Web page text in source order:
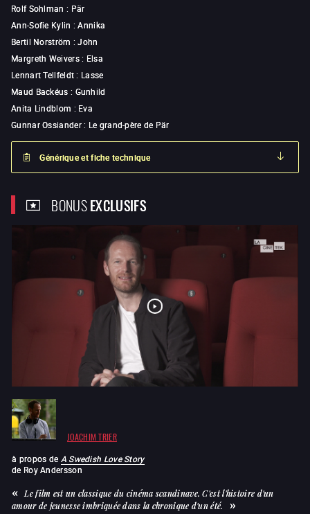
Rolf Sohlman : Pär
Ann-Sofie Kylin :Annika
Bertil Norström :John
Margreth Weivers: Elsa
Lennart Tellfeldt: Lasse
Maud Backéus : Gunhild
Anita Lindblom : Eva
Gunnar Ossiander: Le grand-père de Pär
Générique et fiche technique
BONUSEXCLUSIFS
JOACHIM TRIER
à propos de A Swedish Love Story
de Roy Andersson
Le film est un classique du cinéma scandinave. C'est l'histoire d'un
amour de jeunesse imbriquée dans la chronique d'un été.